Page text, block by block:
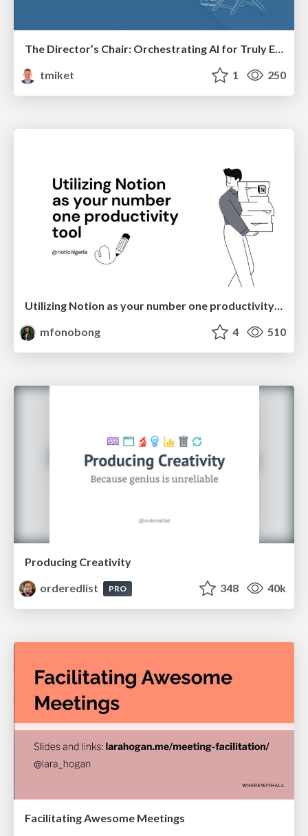
The Director’s Chair: Orchestrating AI for Truly Effective Learning
tmiket
1 250
mfonobong
4 510
Producing Creativity
orderedlist
PRO 348 40k
Facilitating Awesome Meetings